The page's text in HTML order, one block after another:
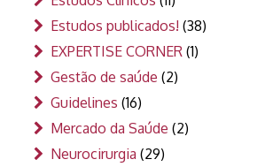
Estudos publicados! (38)
EXPERTISE CORNER (1)
Gestão de saúde (2)
Guidelines (16)
Mercado da Saúde (2)
Neurocirurgia (29)